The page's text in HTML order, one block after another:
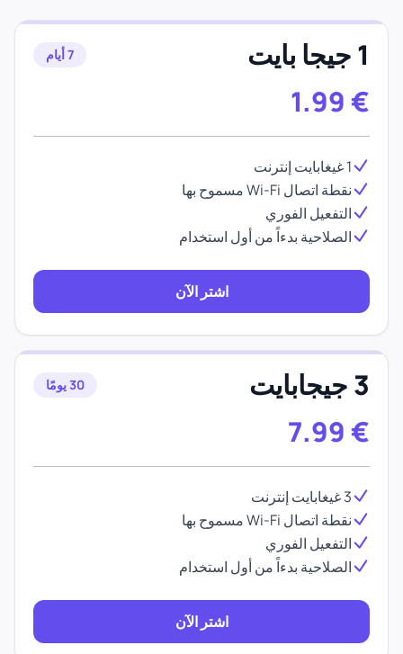
1 جيجا بايت 7 أيام
1.99 €
1 غيغابايت إنترنت
نقطة اتصال Wi-Fi مسموح بها
التفعيل الفوري
الصلاحية بدءاً من أول استخدام
اشتر الآن
3 جيجابايت 30 يومًا
7.99 €
3 غيغابايت إنترنت
نقطة اتصال Wi-Fi مسموح بها
التفعيل الفوري
الصلاحية بدءاً من أول استخدام
اشتر الآن